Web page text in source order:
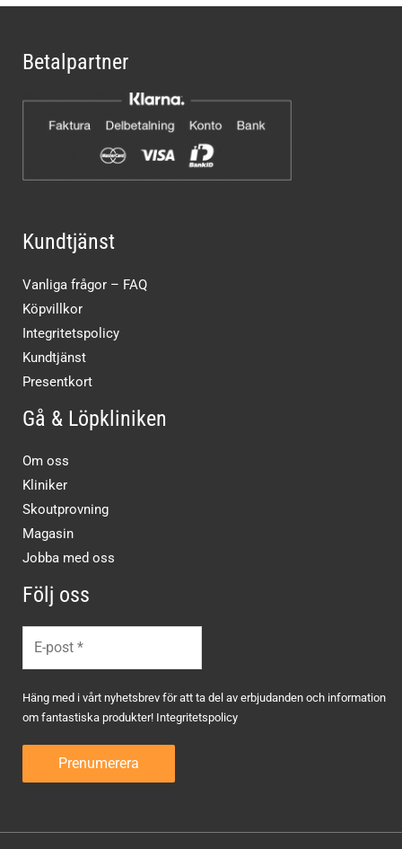
Betalpartner
Kundtjänst
Vanliga frågor – FAQ
Köpvillkor
Integritetspolicy
Kundtjänst
Presentkort
Gå & Löpkliniken
Om oss
Kliniker
Skoutprovning
Magasin
Jobba med oss
Följ oss
Häng med i vårt nyhetsbrev för att ta del av erbjudanden och information
om fantastiska produkter! Integritetspolicy